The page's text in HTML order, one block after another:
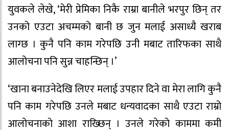
युवकले लेखे, ‘मेरी प्रेमिका निकै राम्रा बानीले भरपुर छिन् तर
उनको एउटा अचम्मको बानी छ जुन मलाई असाध्यै खराब
लाग्छ । कुनै पनि काम गरेपछि उनी मबाट तारिफका साथै
आलोचना पनि सुन्न चाहन्छिन् ।’
‘खाना बनाउनेदेखि लिएर मलाई उपहार दिने वा मेरा लागि कुनै
पनि काम गरेपछि उनले मबाट धन्यवादका साथै एउटा राम्रो
आलोचनाको आशा राख्छिन् । उनले गरेको काममा कमी